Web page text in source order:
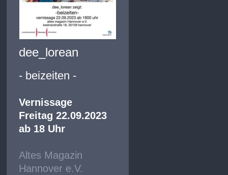
dee_lorean
- beizeiten -
Vernissage
Freitag 22.09.2023
ab 18 Uhr
Altes Magazin
Hannover e.V.